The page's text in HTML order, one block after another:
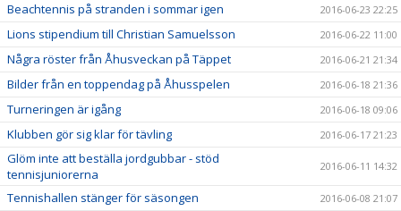
Beachtennis på stranden i sommar igen 2016-06-23 22:25
Lions stipendium till Christian Samuelsson 2016-06-22 11:00
Några röster från Åhusveckan på Täppet 2016-06-21 21:34
Bilder från en toppendag på Åhusspelen 2016-06-18 21:36
Turneringen är igång 2016-06-18 09:06
Klubben gör sig klar för tävling 2016-06-17 21:23
Glöm inte att beställa jordgubbar - stöd
tennisjuniorerna
2016-06-11 14:32
Tennishallen stänger för säsongen 2016-06-08 21:07